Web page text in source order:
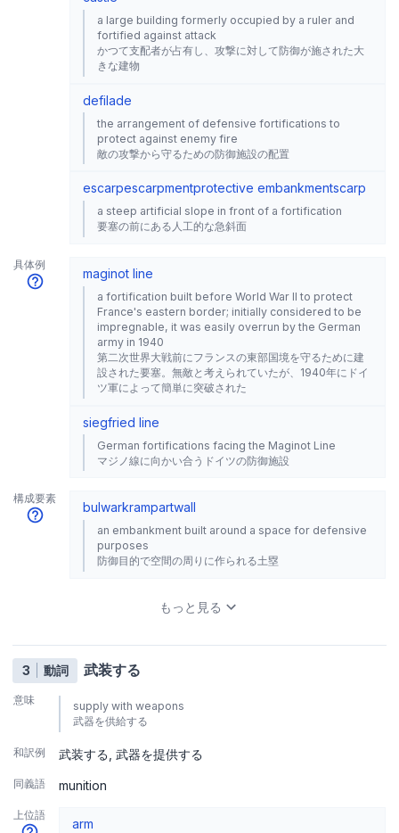
a large building formerly occupied by a ruler and
fortified against attack
かつて支配者が占有し、攻撃に対して防御が施された大
きな建物
defilade
the arrangement of defensive fortifications to
protect against enemy fire
敵の攻撃から守るための防御施設の配置
escarpescarpmentprotective embankmentscarp
a steep artificial slope in front of a fortification
要塞の前にある人工的な急斜面
具体例
maginot line
a fortification built before World War II to protect
France's eastern border; initially considered to be
impregnable, it was easily overrun by the German
army in 1940
第二次世界大戦前にフランスの東部国境を守るために建
設された要塞。無敵と考えられていたが、1940年にドイ
ツ軍によって簡単に突破された
siegfried line
German fortifications facing the Maginot Line
マジノ線に向かい合うドイツの防御施設
構成要素
bulwarkrampartwall
an embankment built around a space for defensive
purposes
防御目的で空間の周りに作られる土塁
もっと見る
3 動詞 武装する
意味
supply with weapons
武器を供給する
和訳例 武装する 武器を提供する
同義語 munition
上位語
arm